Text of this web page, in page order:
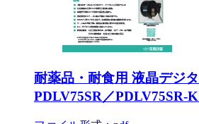
耐薬品・耐食用 液晶デジ
PDLV75SR／PDLV75SR-